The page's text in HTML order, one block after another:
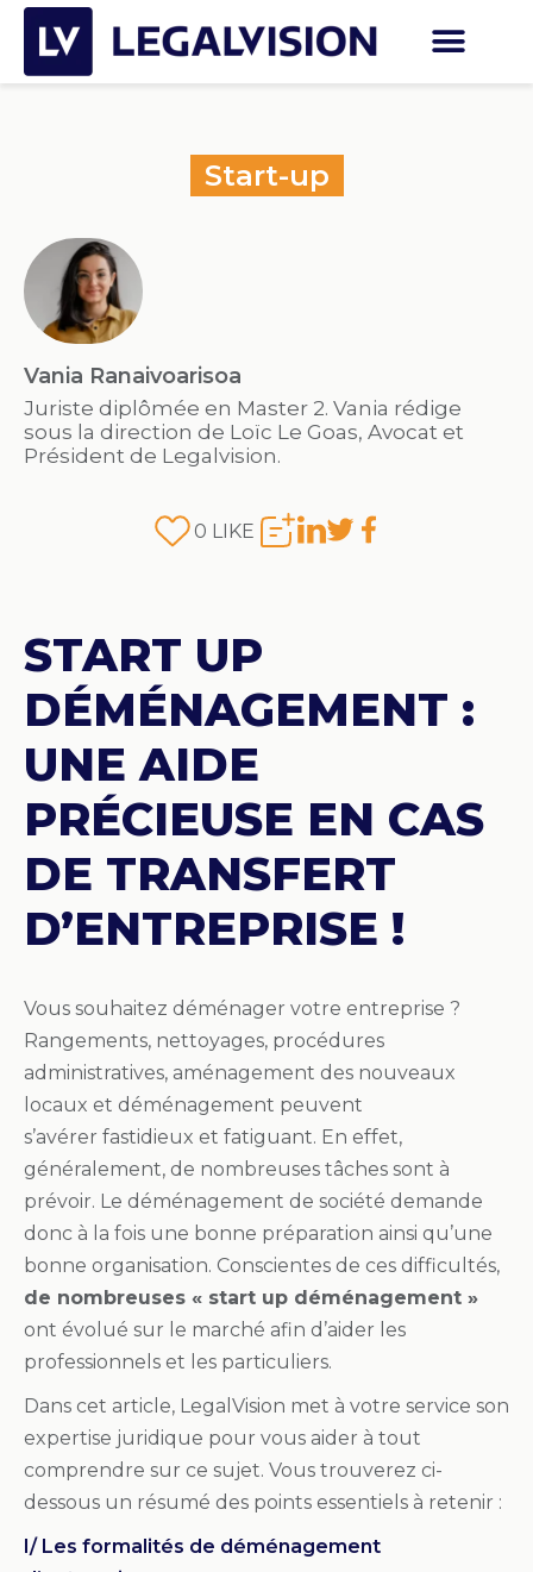
Start-up
Vania Ranaivoarisoa
Juriste diplômée en Master 2. Vania rédige
sous la direction de Loïc Le Goas, Avocat et
Président de Legalvision.
0 LIKE
START UP
DÉMÉNAGEMENT :
UNE AIDE
PRÉCIEUSE EN CAS
DE TRANSFERT
D’ENTREPRISE !
Vous souhaitez déménager votre entreprise ?
Rangements, nettoyages, procédures
administratives, aménagement des nouveaux
locaux et déménagement peuvent
s’avérer fastidieux et fatiguant. En effet,
généralement, de nombreuses tâches sont à
prévoir. Le déménagement de société demande
donc à la fois une bonne préparation ainsi qu’une
bonne organisation. Conscientes de ces difficultés,
de nombreuses « start up déménagement »
ont évolué sur le marché afin d’aider les
professionnels et les particuliers.
Dans cet article, LegalVision met à votre service son
expertise juridique pour vous aider à tout
comprendre sur ce sujet. Vous trouverez ci-
dessous un résumé des points essentiels à retenir :
I/ Les formalités de déménagement